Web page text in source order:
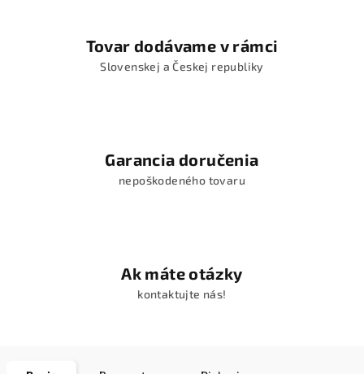
Tovar dodávame v rámci
Slovenskej a Českej republiky
Garancia doručenia
nepoškodeného tovaru
Ak máte otázky
kontaktujte nás!